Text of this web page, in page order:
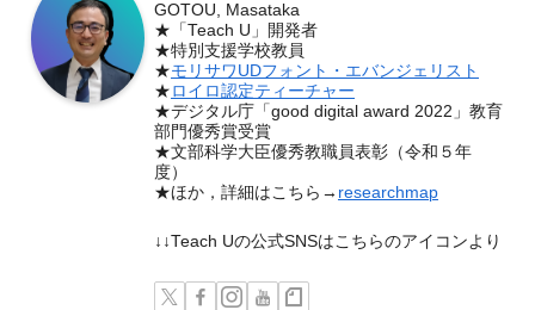
GOTOU, Masataka
★「Teach U」開発者
★特別支援学校教員
★モリサワUDフォント・エバンジェリスト
★ ロイロ認定ティーチャー
★デジタル庁「good digital award 2022」教育
部門優秀賞受賞
★文部科学大臣優秀教職員表彰（令和５年
度）
★ほか，詳細はこちら→ researchmap
↓↓Teach Uの公式SNSはこちらのアイコンより